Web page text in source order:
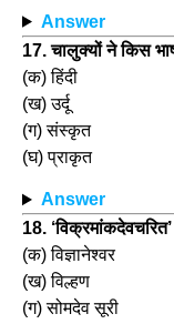
Answer
17. चालुक्यों ने किस
(क) हिंदी
(ख) उर्दू
(ग) संस्कृत
(घ) प्राकृत
Answer
18.
(क) विज्ञानेश्वर
(ख) विल्हण
(ग) सोमदेव सूरी